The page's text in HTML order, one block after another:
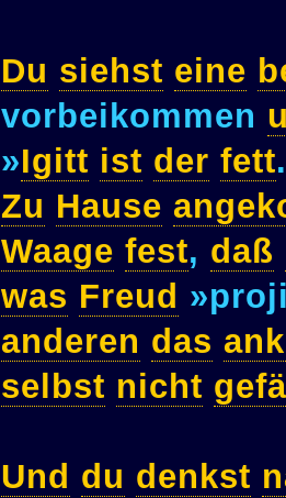
Du siehst eine
vorbeikommen
»Igitt ist der fett
Zu Hause
Waage fest, daß
was Freud
anderen das
selbst nicht
Und du denkst